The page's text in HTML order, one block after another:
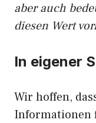
aber auch
diesen Wert
In eigener
Wir hoffen,
Informationen